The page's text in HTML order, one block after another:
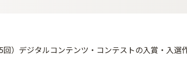
回）デジタルコンテンツ・コンテストの入賞・入選